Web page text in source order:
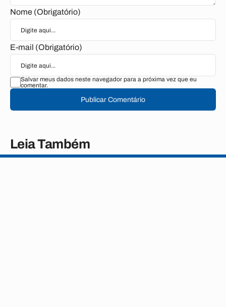
Nome (Obrigatório)
E-mail (Obrigatório)
Salvar meus dados neste navegador para a próxima vez que eu
comentar.
Publicar Comentário
Leia Também